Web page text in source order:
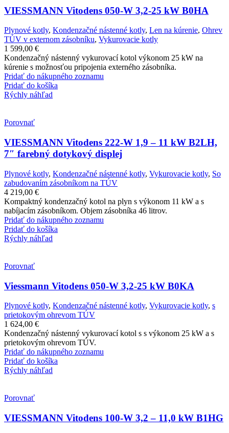
VIESSMANN Vitodens 050-W 3,2-25 kW B0HA
Plynové kotly, Kondenzačné nástenné kotly, Len na kúrenie, Ohrev
TÚV v externom zásobníku, Vykurovacie kotly
1 599,00 €
Kondenzačný nástenný vykurovací kotol výkonom 25 kW na
kúrenie s možnosťou pripojenia externého zásobníka.
Pridať do nákupného zoznamu
Pridať do košíka
Rýchly náhľad
Porovnať
VIESSMANN Vitodens 222-W 1,9 – 11 kW B2LH,
7″ farebný dotykový displej
Plynové kotly, Kondenzačné nástenné kotly, Vykurovacie kotly, So
zabudovaním zásobníkom na TÚV
4 219,00 €
Kompaktný kondenzačný kotol na plyn s výkonom 11 kW a s
nabíjacím zásobníkom. Objem zásobníka 46 litrov.
Pridať do nákupného zoznamu
Pridať do košíka
Rýchly náhľad
Porovnať
Viessmann Vitodens 050-W 3,2-25 kW B0KA
Plynové kotly, Kondenzačné nástenné kotly, Vykurovacie kotly, s
prietokovým ohrevom TÚV
1 624,00 €
Kondenzačný nástenný vykurovací kotol s s výkonom 25 kW a s
prietokovým ohrevom TÚV.
Pridať do nákupného zoznamu
Pridať do košíka
Rýchly náhľad
Porovnať
VIESSMANN Vitodens 100-W 3,2 – 11,0 kW B1HG